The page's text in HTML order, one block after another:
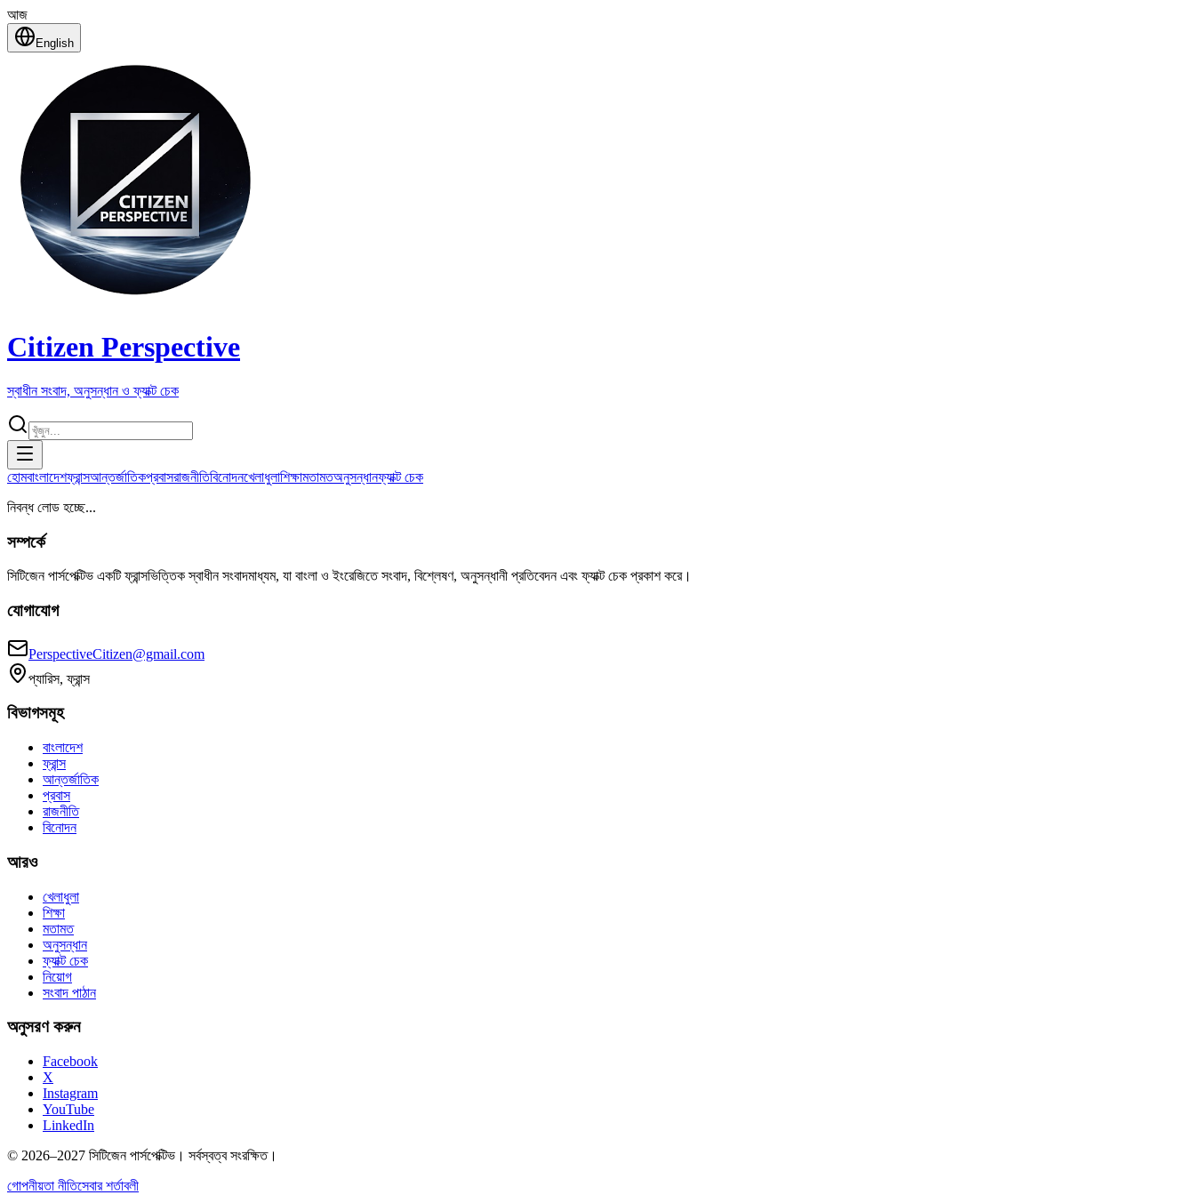
আজ
English
Citizen Perspective
স্বাধীন সংবাদ, অনুসন্ধান ও ফ্যাক্ট চেক
হোমবাংলাদেশফ্রান্সআন্তর্জাতিকপ্রবাসরাজনীতিবিনোদনখেলাধুলাশিক্ষামতামতঅনুসন্ধানফ্যাক্ট চেক
নিবন্ধ লোড হচ্ছে...
সম্পর্কে
সিটিজেন পার্সপেক্টিভ একটি ফ্রান্সভিত্তিক স্বাধীন সংবাদমাধ্যম, যা বাংলা ও ইংরেজিতে সংবাদ, বিশ্লেষণ, অনুসন্ধানী প্রতিবেদন এবং ফ্যাক্ট চেক প্রকাশ করে।
যোগাযোগ
PerspectiveCitizen@gmail.com
প্যারিস, ফ্রান্স
বিভাগসমূহ
বাংলাদেশ
ফ্রান্স
আন্তর্জাতিক
প্রবাস
রাজনীতি
বিনোদন
আরও
খেলাধুলা
শিক্ষা
মতামত
অনুসন্ধান
ফ্যাক্ট চেক
নিয়োগ
সংবাদ পাঠান
অনুসরণ করুন
Facebook
X
Instagram
YouTube
LinkedIn
© 2026–2027 সিটিজেন পার্সপেক্টিভ। সর্বস্বত্ব সংরক্ষিত।
গোপনীয়তা নীতিসেবার শর্তাবলী